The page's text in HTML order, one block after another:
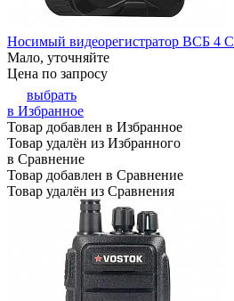
Носимый видеорегистратор ВСБ 4 С
Мало, уточняйте
Цена по запросу
выбрать
в Избранное
Товар добавлен в Избранное
Товар удалён из Избранного
в Сравнение
Товар добавлен в Сравнение
Товар удалён из Сравнения